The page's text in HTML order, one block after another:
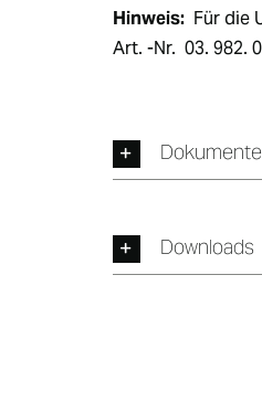
Hinweis:
Für
Art. -Nr.  03. 982.
Dokumente
Downloads